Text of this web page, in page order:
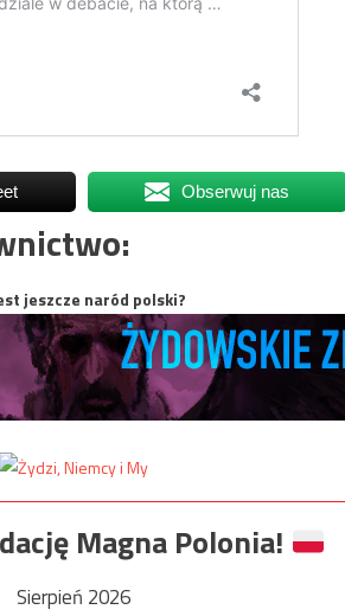
Obserwuj nas
jeszcze naród polski?
Magna Polonia!
Sierpień 2026